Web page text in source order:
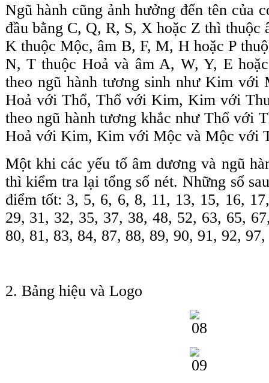
Ngũ hành cũng ảnh hưởng đến tên của
đầu bằng C, Q, R, S, X hoặc Z thì thuộc
K thuộc Mộc, âm B, F, M, H hoặc P
N, T thuộc Hoả và âm A, W, Y, E
theo ngũ hành tương sinh như Kim với
Hoả với Thổ, Thổ với Kim, Kim với
theo ngũ hành tương khắc như Thổ với
Hoả với Kim, Kim với Mộc và Mộc với
Một khi các yếu tố âm dương và ngũ
thì kiểm tra lại tổng số nét. Những số
điểm tốt: 3, 5, 6, 6, 8, 11, 13, 15, 16,
29, 31, 32, 35, 37, 38, 48, 52, 63, 65,
80, 81, 83, 84, 87, 88, 89, 90, 91, 92,
2. Bảng hiệu và Logo